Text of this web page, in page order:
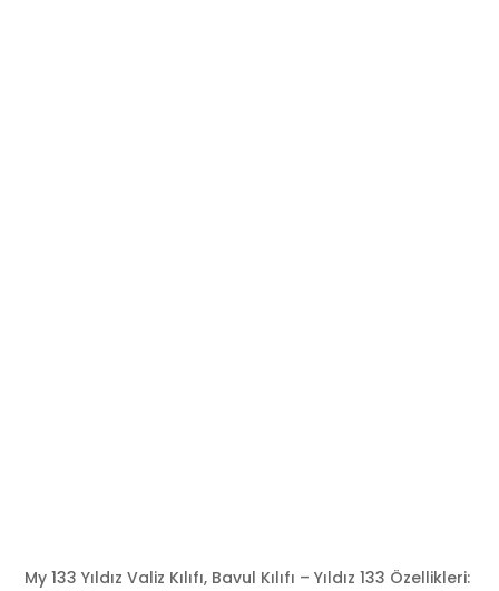
My 133 Yıldız Valiz Kılıfı, Bavul Kılıfı – Yıldız 133 Özellikleri: